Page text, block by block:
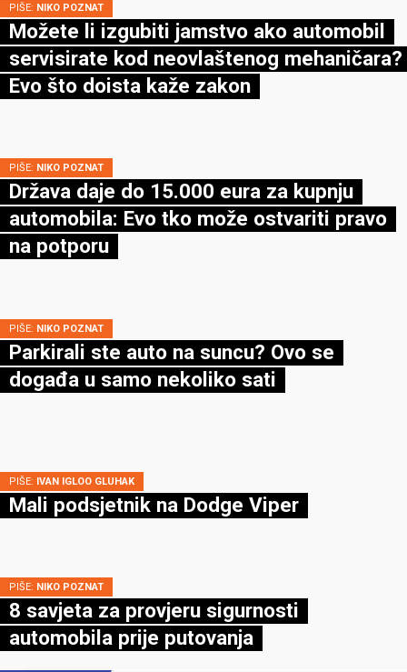
PIŠE: NIKO POZNAT
Možete li izgubiti jamstvo ako automobil
servisirate kod neovlaštenog mehaničara?
Evo što doista kaže zakon
PIŠE: NIKO POZNAT
Država daje do 15.000 eura za kupnju
automobila: Evo tko može ostvariti pravo
na potporu
PIŠE: NIKO POZNAT
Parkirali ste auto na suncu? Ovo se
događa u samo nekoliko sati
PIŠE: IVAN IGLOO GLUHAK
Mali podsjetnik na Dodge Viper
PIŠE: NIKO POZNAT
8 savjeta za provjeru sigurnosti
automobila prije putovanja